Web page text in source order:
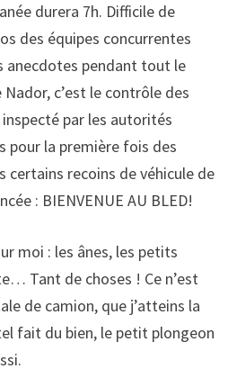
durera 7h. Difficile de
des équipes concurrentes
anecdotes pendant tout le
c’est le contrôle des
par les autorités
pour la première fois des
recoins de véhicule de
: BIENVENUE AU BLED!
moi : les ânes, les petits
Tant de choses ! Ce n’est
de camion, que j’atteins la
fait du bien, le petit plongeon